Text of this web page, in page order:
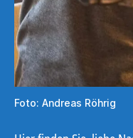
Foto: Andreas Röhrig